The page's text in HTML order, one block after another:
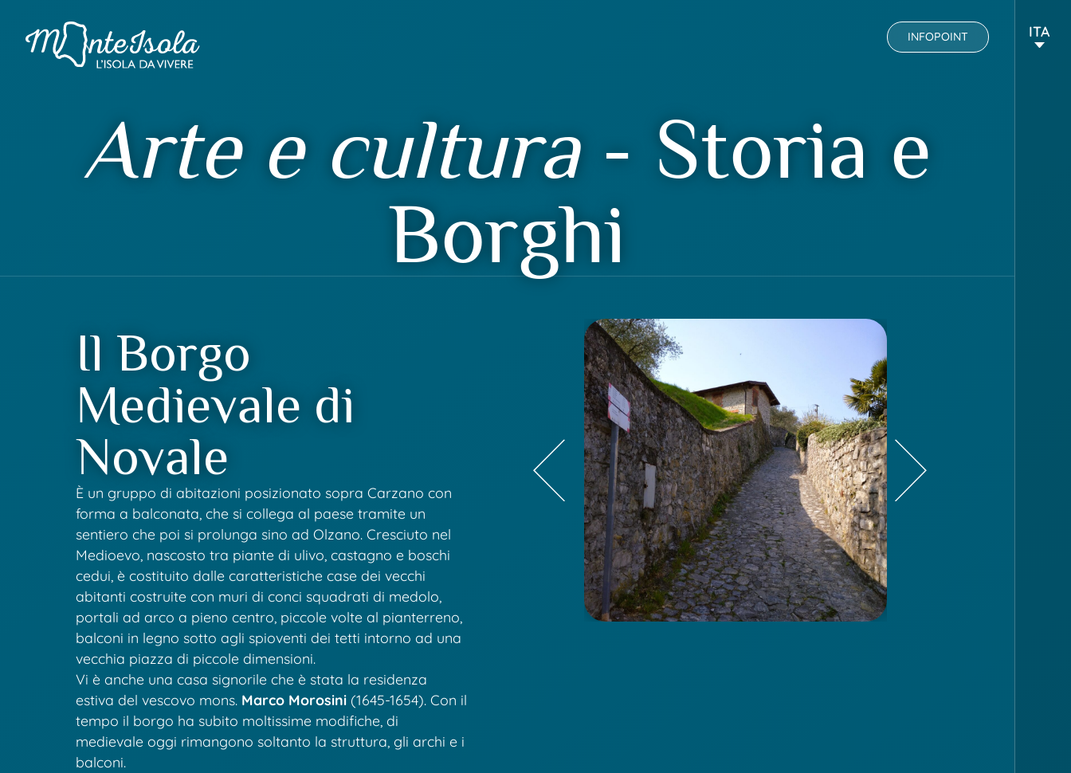
INFOPOINT ITA
Arte e cultura- Storia e
Borghi
Il Borgo
Medievale di
Novale
È un gruppo di abitazioni posizionato sopra Carzano con
forma a balconata, che si collega al paese tramite un
sentiero che poi si prolunga sino ad Olzano. Cresciuto nel
Medioevo, nascosto tra piante di ulivo, castagno e boschi
cedui, è costituito dalle caratteristiche case dei vecchi
abitanti costruite con muri di conci squadrati di medolo,
portali ad arco a pieno centro, piccole volte al pianterreno,
balconi in legno sotto agli spioventi dei tetti intorno ad una
vecchia piazza di piccole dimensioni.
Vi è anche una casa signorile che è stata la residenza
estiva del vescovo mons. Marco Morosini (1645-1654). Con il
tempo il borgo ha subito moltissime modifiche, di
medievale oggi rimangono soltanto la struttura, gli archi e i
balconi.